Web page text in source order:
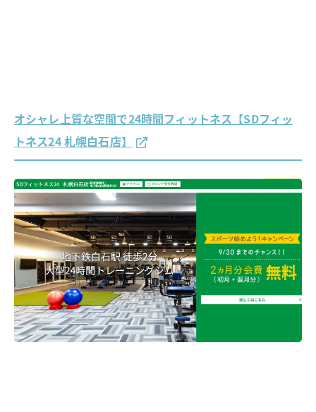
オシャレ上質な空間で24時間フィットネス【SDフィッ
トネス24 札幌白石店】